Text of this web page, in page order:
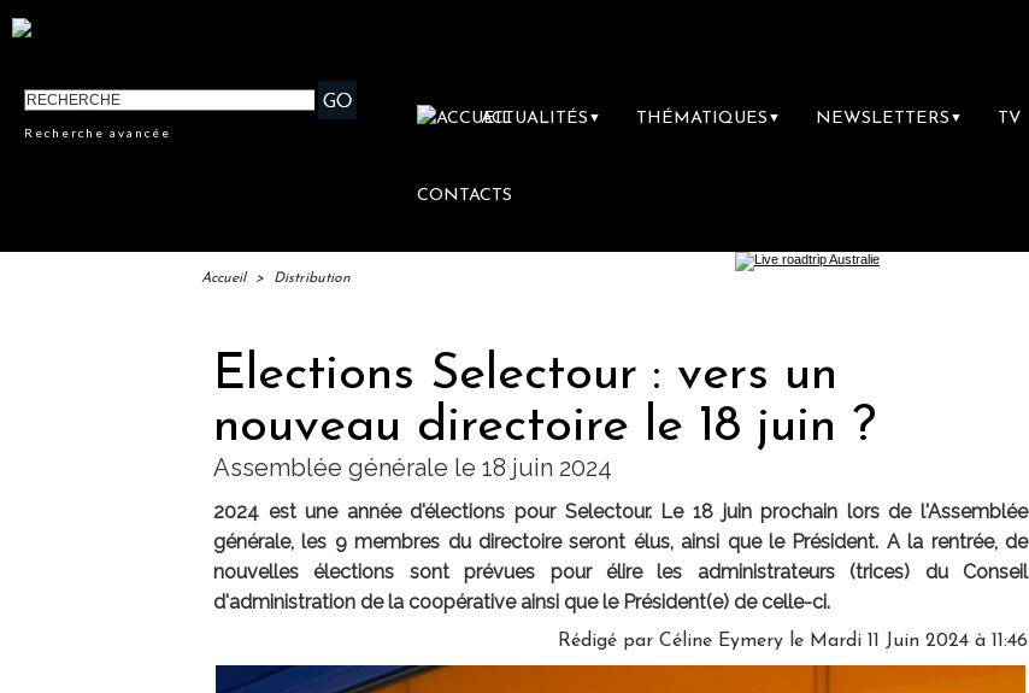
Recherche avancée
ACTUALITÉS ▼ THÉMATIQUES ▼ NEWSLETTERS ▼ TV
CONTACTS
Accueil > Distribution
Elections Selectour : vers un
nouveau directoire le 18 juin ?
Assemblée générale le 18 juin 2024
2024 est une année d'élections pour Selectour. Le 18 juin prochain lors de l'Assemblée
générale, les 9 membres du directoire seront élus, ainsi que le Président. A la rentrée, de
nouvelles élections sont prévues pour élire les administrateurs (trices) du Conseil
d'administration de la coopérative ainsi que le Président(e) de celle-ci.
Rédigé par Céline Eymery le Mardi 11 Juin 2024 à 11:46